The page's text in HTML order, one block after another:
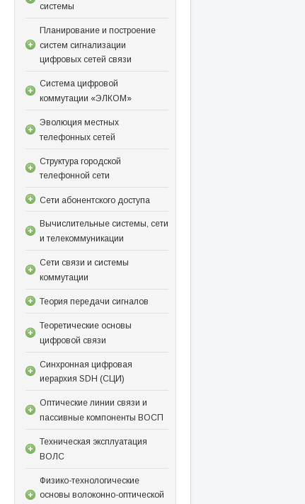
системы
Планирование и построение
систем сигнализации
цифровых сетей связи
Система цифровой
коммутации «ЭЛКОМ»
Эволюция местных
телефонных сетей
Структура городской
телефонной сети
Сети абонентского доступа
Вычислительные системы, сети
и телекоммуникации
Сети связи и системы
коммутации
Теория передачи сигналов
Теоретические основы
цифровой связи
Синхронная цифровая
иерархия SDH (СЦИ)
Оптические линии связи и
пассивные компоненты ВОСП
Техническая эксплуатация
ВОЛС
Физико-технологические
основы волоконно-оптической